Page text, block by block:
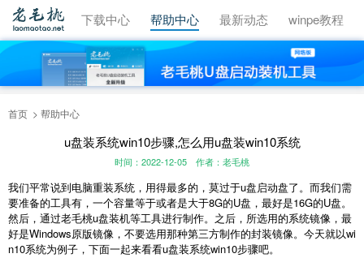
视频教程 下载中心 帮助中心 最新动态 winpe教程
首页 帮助中心
u盘装系统win10步骤,怎么用u盘装win10系统
时间：2022-12-05 作者：老毛桃
我们平常说到电脑重装系统，用得最多的，莫过于u盘启动盘了。而我们需
要准备的工具有，一个容量等于或者是大于8G的U盘，最好是16G的U盘。
然后，通过老毛桃u盘装机等工具进行制作。之后，所选用的系统镜像，最
好是Windows原版镜像，不要选用那种第三方制作的封装镜像。今天就以wi
n10系统为例子，下面一起来看看u盘装系统win10步骤吧。